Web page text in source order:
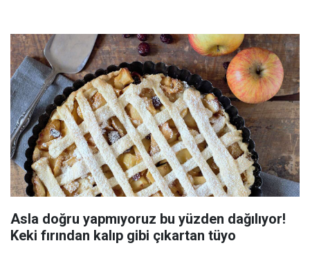
Asla doğru yapmıyoruz bu yüzden dağılıyor!
Keki fırından kalıp gibi çıkartan tüyo